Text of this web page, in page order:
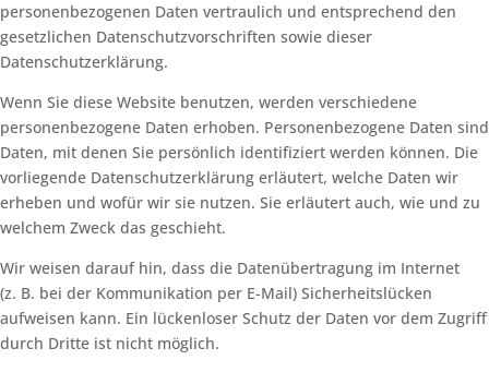
personenbezogenen Daten vertraulich und entsprechend den
gesetzlichen Datenschutzvorschriften sowie dieser
Datenschutzerklärung.
Wenn Sie diese Website benutzen, werden verschiedene
personenbezogene Daten erhoben. Personenbezogene Daten sind
Daten, mit denen Sie persönlich identifiziert werden können. Die
vorliegende Datenschutzerklärung erläutert, welche Daten wir
erheben und wofür wir sie nutzen. Sie erläutert auch, wie und zu
welchem Zweck das geschieht.
Wir weisen darauf hin, dass die Datenübertragung im Internet
(z. B. bei der Kommunikation per E-Mail) Sicherheitslücken
aufweisen kann. Ein lückenloser Schutz der Daten vor dem Zugriff
durch Dritte ist nicht möglich.